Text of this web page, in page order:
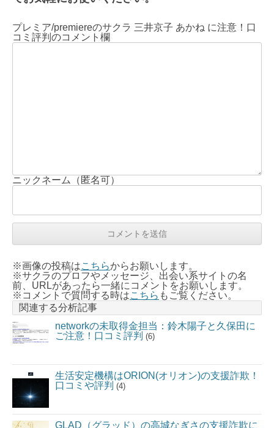
プレミア/premiereのサクラ 三井京子 あかね に注意！口
コミ評判のコメント欄
ニックネーム（匿名可）
※画像の投稿はこちらからお願いします。
※サクラのプロフやメッセージ、出会い系サイトの名
前、URLがあったら一緒にコメントをお願いします。
※コメントで質問する時はこちら もご覧ください。
関連する分析記事
networkの未取得金担当：鈴木陽子と久保田に
ご注意！口コミ評判 (6)
生活安定機構はORION(オリオン)の支援詐欺！
口コミや評判 (4)
GLAD（グラッド）の高城なぎさの支援詐欺に